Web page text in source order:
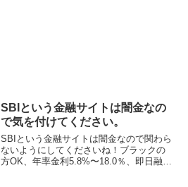
SBIという金融サイトは闇金なの
で気を付けてください。
SBIという金融サイトは闇金なので関わら
ないようにしてくださいね！ブラックの
方OK、年率金利5.8%〜18.0％、即日融